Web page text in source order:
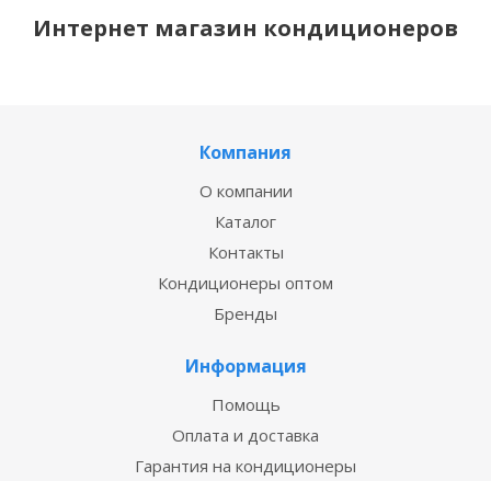
Интернет магазин кондиционеров
Компания
О компании
Каталог
Контакты
Кондиционеры оптом
Бренды
Информация
Помощь
Оплата и доставка
Гарантия на кондиционеры